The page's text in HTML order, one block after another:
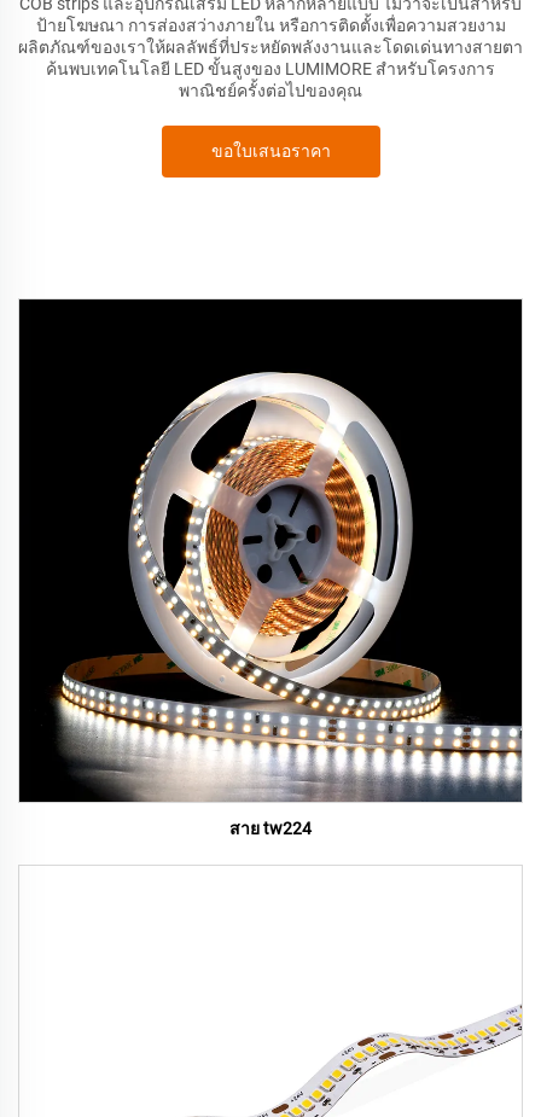
COB strips และอุปกรณ์เสริม LED หลากหลายแบบ ไม่ว่าจะเป็นสำหรับ
ป้ายโฆษณา การส่องสว่างภายใน หรือการติดตั้งเพื่อความสวยงาม
ผลิตภัณฑ์ของเราให้ผลลัพธ์ที่ประหยัดพลังงานและโดดเด่นทางสายตา
ค้นพบเทคโนโลยี LED ขั้นสูงของ LUMIMORE สำหรับโครงการ
พาณิชย์ครั้งต่อไปของคุณ
ขอใบเสนอราคา
สาย tw224